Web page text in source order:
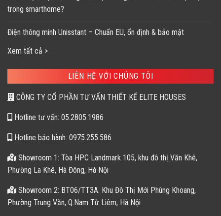
trong smarthome?
Điện thông minh Unisstant – Chuẩn EU, ổn định & bảo mật
Xem tất cả >
LIÊN HỆ VỚI CHÚNG TÔI
CÔNG TY CỔ PHẦN TƯ VẤN THIẾT KẾ ELITE HOUSES
Hotline tư vấn: 05.2805.1986
Hotline bảo hành: 0975.255.586
Showroom 1: Tòa HPC Landmark 105, khu đô thị Văn Khê,
Phường La Khê, Hà Đông, Hà Nội
Showroom 2: BT06/TT3A. Khu Đô Thị Mới Phùng Khoang,
Phường Trung Văn, Q.Nam Từ Liêm, Hà Nội